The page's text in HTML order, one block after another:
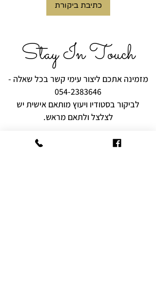
כתיבת ביקורת
Stay In Touch
מזמינה אתכם ליצור עימי קשר בכל שאלה -
054-2383646
לביקור בסטודיו ויעוץ מותאם אישית יש
לצלצל ולתאם מראש.